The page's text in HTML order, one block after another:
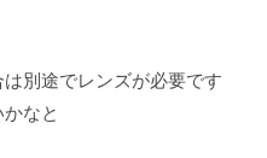
別途でレンズが必要です
なと